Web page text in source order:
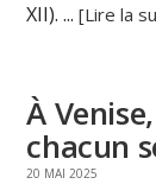
XII). ...[Lire la
À
chacun
20 MAI 2025